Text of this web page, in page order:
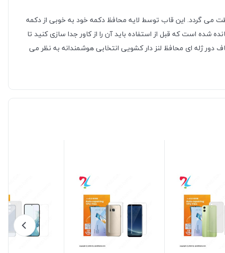
می گردد. این قاب توسط لایه محافظ دکمه خود به خوبی از دکمه
است که قبل از استفاده باید آن را از کاور جدا سازی کنید تا
ژله ای محافظ لنز دار کشویی انتخابی هوشمندانه به نظر می